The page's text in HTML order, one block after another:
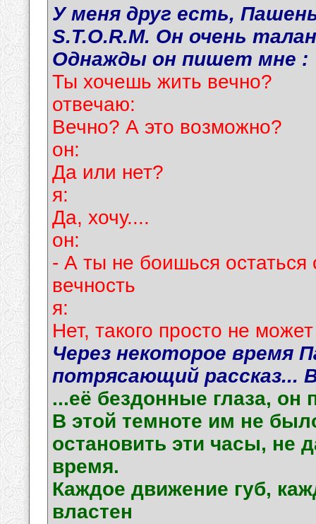
У меня друг есть,
S.T.O.R.M. Он очень
Однажды он пишет мне :
Ты хочешь жить вечно?
отвечаю:
Вечно? А это возможно?
он:
Да или нет?
я:
Да, хочу....
он:
- А ты не боишься
вечность
я:
Нет, такого просто не
Через некоторое время
потрясающий рассказ...
...её бездонные глаза, он
В этой темноте им не
остановить эти часы, не
время.
Каждое движение губ,
властен